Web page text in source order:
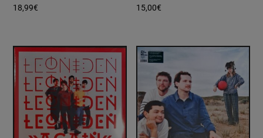
18,99€ 15,00€